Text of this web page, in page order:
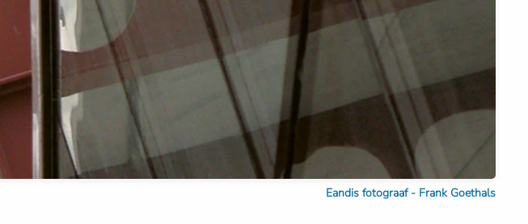
Eandis fotograaf - Frank Goethals